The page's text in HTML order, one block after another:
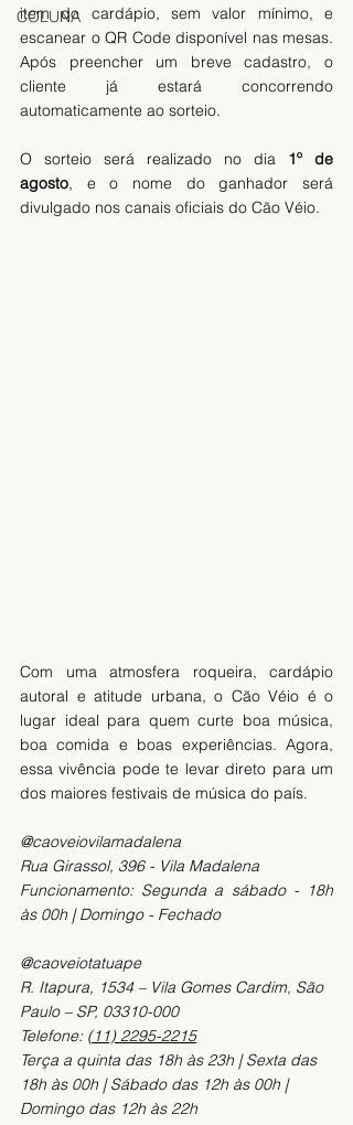
COLUNA
item do cardápio, sem valor mínimo, e
escanear o QR Code disponível nas mesas.
Após preencher um breve cadastro, o
cliente já estará concorrendo
automaticamente ao sorteio.
O sorteio será realizado no dia 1º de
agosto, e o nome do ganhador será
divulgado nos canais oficiais do Cão Véio.
Com uma atmosfera roqueira, cardápio
autoral e atitude urbana, o Cão Véio é o
lugar ideal para quem curte boa música,
boa comida e boas experiências. Agora,
essa vivência pode te levar direto para um
dos maiores festivais de música do país.
@caoveiovilamadalena
Rua Girassol, 396 - Vila Madalena
Funcionamento: Segunda a sábado - 18h
às 00h | Domingo - Fechado
@caoveiotatuape
R. Itapura, 1534 – Vila Gomes Cardim, São
Paulo – SP, 03310-000
Telefone: (11) 2295-2215
Terça a quinta das 18h às 23h | Sexta das
18h às 00h | Sábado das 12h às 00h |
Domingo das 12h às 22h